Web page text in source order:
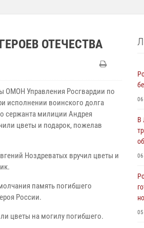
ОТЕЧЕСТВА
ОМОН Управления Росгвардии по
исполнении воинского долга
сержанта милиции Андрея
цветы и подарок, пожелав
Ноздреватых вручил цветы и
память погибшего
России.
цветы на могилу погибшего.
В